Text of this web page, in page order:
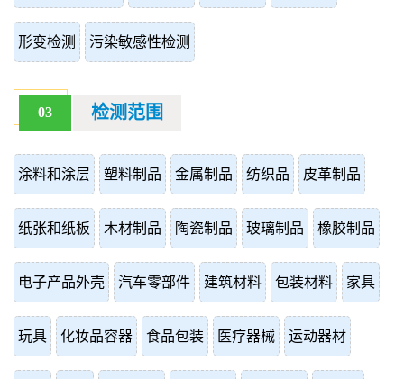
形变检测 污染敏感性检测
03 检测范围
涂料和涂层 塑料制品 金属制品 纺织品 皮革制品
纸张和纸板 木材制品 陶瓷制品 玻璃制品 橡胶制品
电子产品外壳 汽车零部件 建筑材料 包装材料 家具
玩具 化妆品容器 食品包装 医疗器械 运动器材